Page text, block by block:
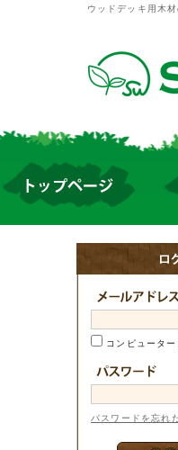
ウッドデッキ用木
コンピューター
パスワードを忘れ